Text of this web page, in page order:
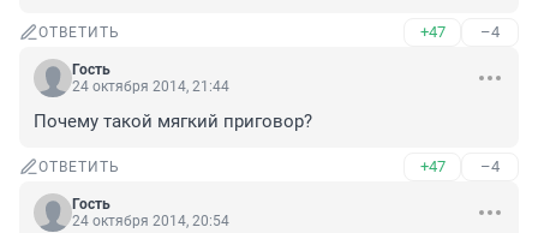
ОТВЕТИТЬ +47 –4
Гость
24 октября 2014, 21:44
Почему такой мягкий приговор?
ОТВЕТИТЬ +47 –4
Гость
24 октября 2014, 20:54